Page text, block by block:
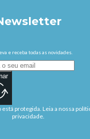
e receba todas as novidades.
protegida. Leia a nossa
privacidade.